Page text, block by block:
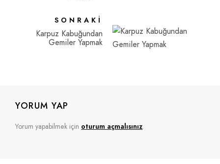
SONRAKI
Karpuz Kabuğundan
Gemiler Yapmak
YORUM YAP
Yorum yapabilmek için oturum açmalısınız.